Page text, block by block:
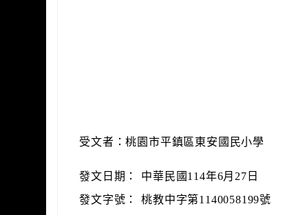
受文者：桃園市平鎮區東安國民小學
發文日期：
中華民國114年6月27日
發文字號：
桃教中字第1140058199號